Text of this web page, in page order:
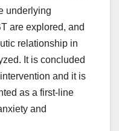
underlying
are explored, and
relationship in
It is concluded
and it is
as a first-line
and